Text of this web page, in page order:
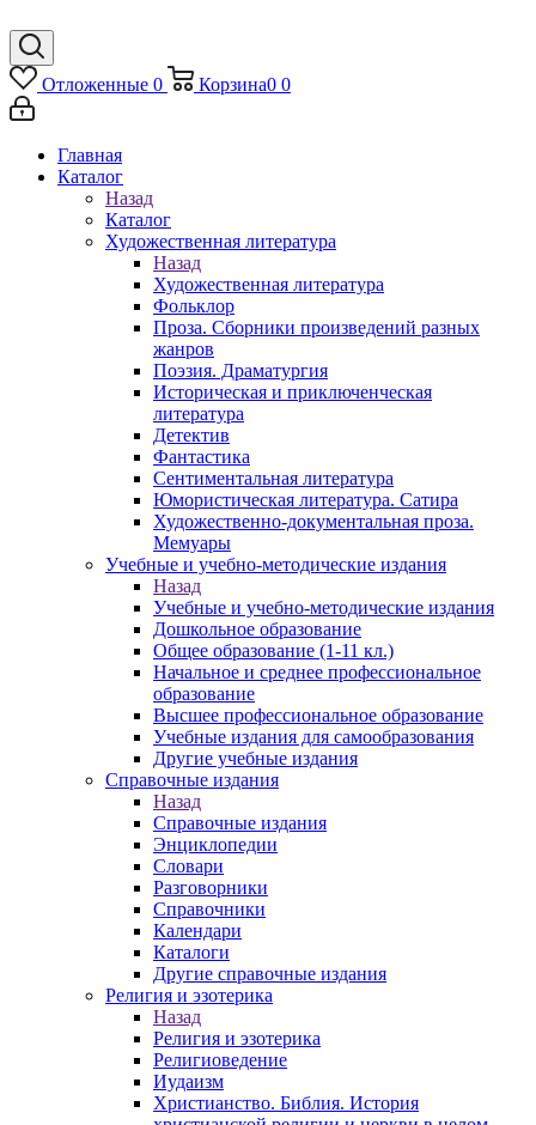
Отложенные 0 Корзина0 0
Главная
Каталог
Назад
Каталог
Художественная литература
Назад
Художественная литература
Фольклор
Проза. Сборники произведений разных
жанров
Поэзия. Драматургия
Историческая и приключенческая
литература
Детектив
Фантастика
Сентиментальная литература
Юмористическая литература. Сатира
Художественно-документальная проза.
Мемуары
Учебные и учебно-методические издания
Назад
Учебные и учебно-методические издания
Дошкольное образование
Общее образование (1-11 кл.)
Начальное и среднее профессиональное
образование
Высшее профессиональное образование
Учебные издания для самообразования
Другие учебные издания
Справочные издания
Назад
Справочные издания
Энциклопедии
Словари
Разговорники
Справочники
Календари
Каталоги
Другие справочные издания
Религия и эзотерика
Назад
Религия и эзотерика
Религиоведение
Иудаизм
Христианство. Библия. История